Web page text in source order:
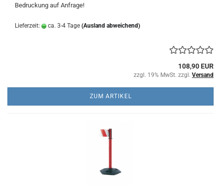
Bedruckung auf Anfrage!
Lieferzeit: ca. 3-4 Tage (Ausland abweichend)
108,90 EUR
zzgl. 19% MwSt. zzgl. Versand
ZUM ARTIKEL